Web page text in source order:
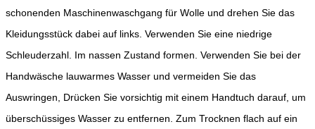
schonenden Maschinenwaschgang für Wolle und drehen Sie das
Kleidungsstück dabei auf links. Verwenden Sie eine niedrige
Schleuderzahl. Im nassen Zustand formen. Verwenden Sie bei der
Handwäsche lauwarmes Wasser und vermeiden Sie das
Auswringen, Drücken Sie vorsichtig mit einem Handtuch darauf, um
überschüssiges Wasser zu entfernen. Zum Trocknen flach auf ein